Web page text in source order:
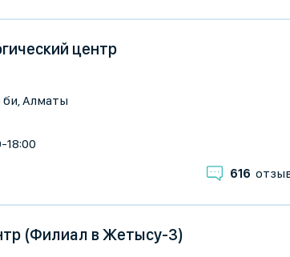
центр
би, Алматы
18:00
616
(Филиал в Жетысу-3)